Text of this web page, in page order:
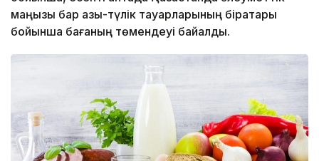
маңызы бар азық-түлік тауарларының бірқатары
бойынша бағаның төмендеуі байқалды.